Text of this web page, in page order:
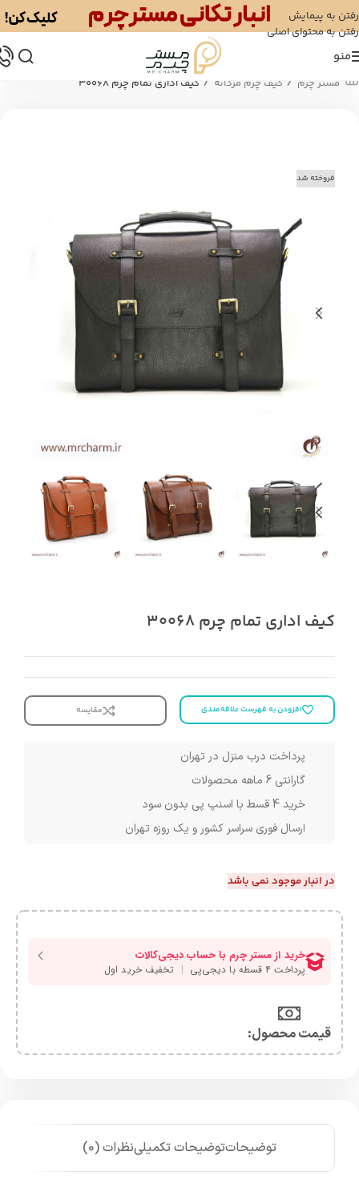
رفتن به پیمایش
رفتن به محتوای اصلی
منو
مستر چرم / کیف چرم مردانه / کیف اداری تمام چرم 30068
فروخته شد
کیف اداری تمام چرم 30068
افزودن به فهرست علاقه‌مندی مقایسه
پرداخت درب منزل در تهران
گارانتی 6 ماهه محصولات
خرید 4 قسط با اسنپ پی بدون سود
ارسال فوری سراسر کشور و یک روزه تهران
در انبار موجود نمی باشد
قیمت محصول:​
توضیحاتتوضیحات تکمیلینظرات (0)